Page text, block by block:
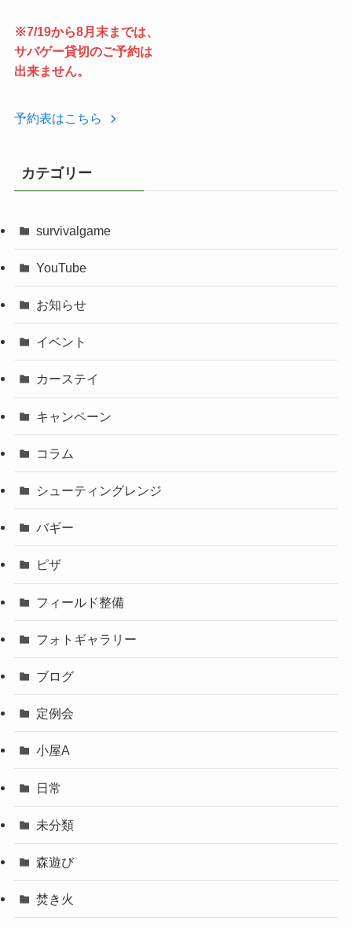
※7/19から8月末までは、
サバゲー貸切のご予約は
出来ません。
予約表はこちら
カテゴリー
survivalgame
YouTube
お知らせ
イベント
カーステイ
キャンペーン
コラム
シューティングレンジ
バギー
ピザ
フィールド整備
フォトギャラリー
ブログ
定例会
小屋A
日常
未分類
森遊び
焚き火